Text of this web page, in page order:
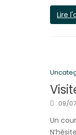
Lire
09/
Un